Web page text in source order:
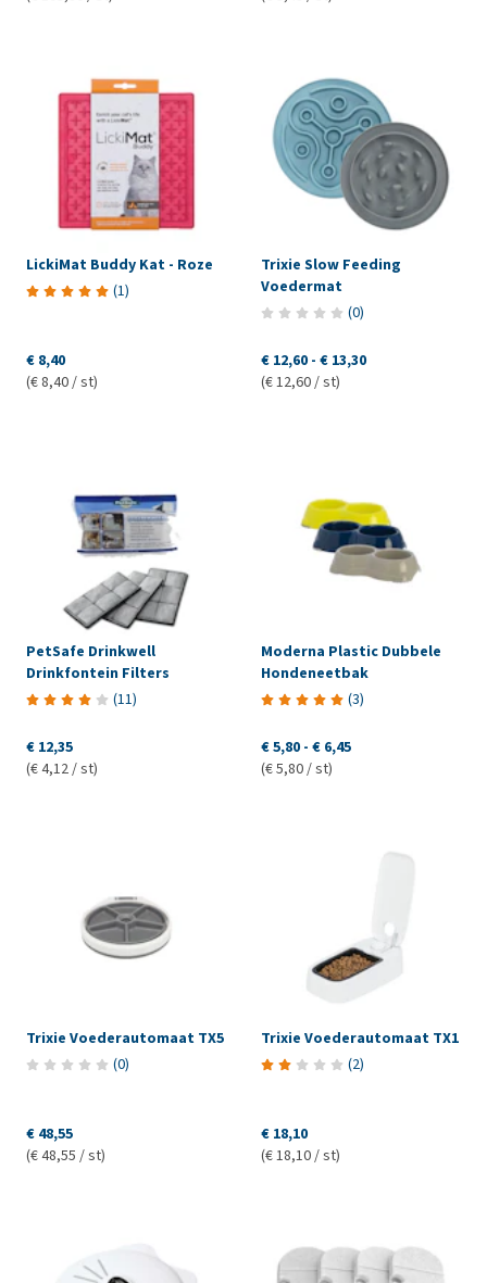
LickiMat Buddy Kat - Roze
(1)
€ 8,40
(€ 8,40 / st)
Trixie Slow Feeding
Voedermat
(0)
€ 12,60 - € 13,30
(€ 12,60 / st)
PetSafe Drinkwell
Drinkfontein Filters
(11)
€ 12,35
(€ 4,12 / st)
Moderna Plastic Dubbele
Hondeneetbak
(3)
€ 5,80 - € 6,45
(€ 5,80 / st)
Trixie Voederautomaat TX5
(0)
€ 48,55
(€ 48,55 / st)
Trixie Voederautomaat TX1
(2)
€ 18,10
(€ 18,10 / st)